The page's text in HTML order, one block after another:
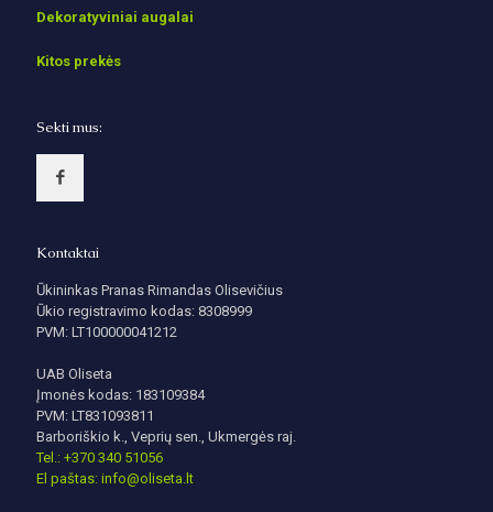
Dekoratyviniai augalai
Kitos prekės
Sekti mus:
Kontaktai
Ūkininkas Pranas Rimandas Olisevičius
Ūkio registravimo kodas: 8308999
PVM: LT100000041212
UAB Oliseta
Įmonės kodas: 183109384
PVM: LT831093811
Barboriškio k., Veprių sen., Ukmergės raj.
Tel.: +370 340 51056
El paštas: info@oliseta.lt